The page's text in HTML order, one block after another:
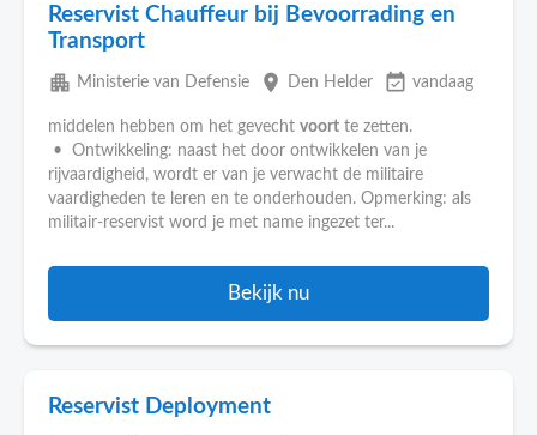
Reservist Chauffeur bij Bevoorrading en
Transport
apartment Ministerie van Defensie place Den Helder event_available vandaag
middelen hebben om het gevecht voort te zetten.
• Ontwikkeling: naast het door ontwikkelen van je
rijvaardigheid, wordt er van je verwacht de militaire
vaardigheden te leren en te onderhouden. Opmerking: als
militair-reservist word je met name ingezet ter...
Bekijk nu
Reservist Deployment